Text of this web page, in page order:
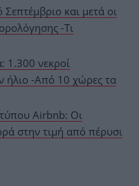
και μετά οι
-Τι
1.300 νεκροί
ήλιο -Από 10 χώρες τα
Airbnb: Οι
στην τιμή από πέρυσι